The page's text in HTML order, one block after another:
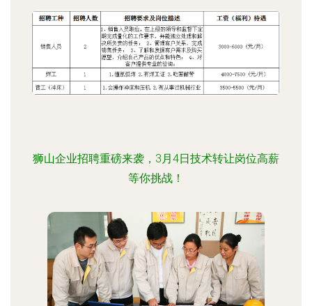
狮山企业招聘重磅来袭，3月4日技术转让岗位高薪
等你挑战！